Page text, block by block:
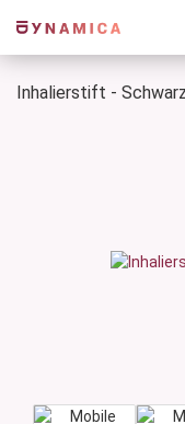
Inhalierstift -